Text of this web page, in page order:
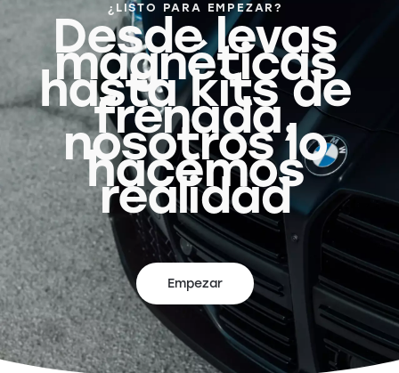
¿LISTO PARA EMPEZAR?
Desde levas
magnéticas
hasta kits de
frenada,
nosotros lo
hacemos
realidad
Empezar